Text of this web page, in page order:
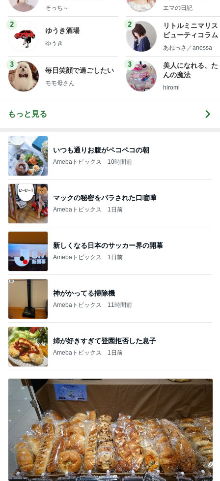
献立
そっち～
2
ゆうき酒場
ゆうき
3
毎日笑顔で過ごしたい
モモ母さん
社売却セカンドラ
エマの日記
2
リトルミニマリス
ビューティコラ
little
あねっさ／anessa
3
美人になれる、た
んの魔法
hiromi
もっと見る
いつも通りお腹がペコペコの朝
Amebaトピックス 10時間前
マックの秘密をバラされた口喧嘩
Amebaトピックス 1日前
新しくなる日本のサッカー界の開幕
Amebaトピックス 1日前
神がかってる掃除機
Amebaトピックス 11時間前
姉が好きすぎて登園拒否した息子
Amebaトピックス 1日前